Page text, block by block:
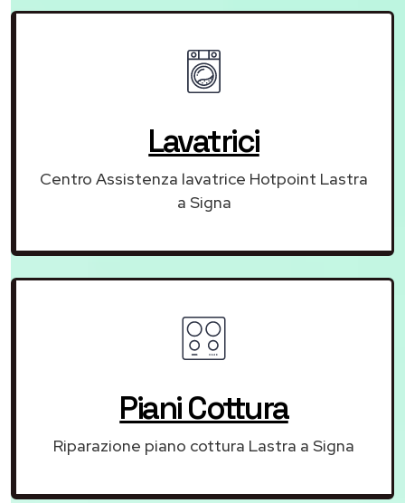
Lavatrici
Centro Assistenza lavatrice Hotpoint Lastra
a Signa
Piani Cottura
Riparazione piano cottura Lastra a Signa